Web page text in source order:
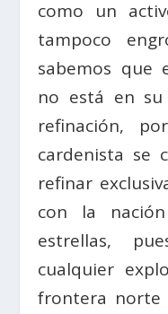
como un
tampoco
sabemos que
no está en
refinación,
cardenista se
refinar
con la
estrellas,
cualquier
frontera norte